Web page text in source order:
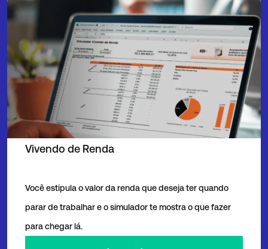
Vivendo de Renda
Você estipula o valor da renda que deseja ter quando
parar de trabalhar e o simulador te mostra o que fazer
para chegar lá.